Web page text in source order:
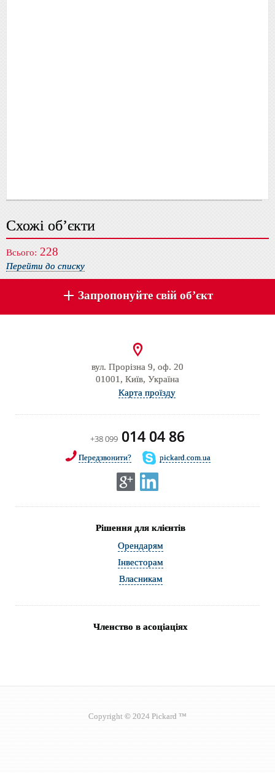
Схожі об’єкти
Всього: 228
Перейти до списку
Запропонуйте свій об’єкт
вул. Прорізна 9, оф. 20
01001, Київ, Україна
Карта проїзду
+38 099 014 04 86
Передзвонити? pickard.com.ua
Рішення для клієнтів
Орендарям
Інвесторам
Власникам
Членство в асоціаціях
Copyright © 2024 Pickard ™